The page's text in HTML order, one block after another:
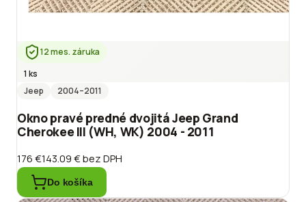
12 mes. záruka
1 ks
Jeep
2004–2011
Okno pravé predné dvojitá Jeep Grand
Cherokee III (WH, WK) 2004 - 2011
176 €143.09 €bez DPH
Do košíka